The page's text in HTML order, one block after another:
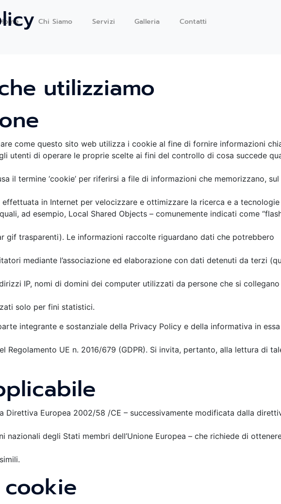
Home Chi Siamo Servizi Galleria Contatti
utilizziamo
come questo sito web utilizza i cookie al fine di fornire informazioni
utenti di operare le proprie scelte ai fini del controllo di cosa succede
il termine ‘cookie’ per riferirsi a file di informazioni che memorizzano, sul
effettuata in Internet per velocizzare e ottimizzare la ricerca e a
ad esempio, Local Shared Objects – comunemente indicati come
gif trasparenti). Le informazioni raccolte riguardano dati che potrebbero
mediante l’associazione ed elaborazione con dati detenuti da terzi
IP, nomi di domini dei computer utilizzati da persone che si collegano
solo per fini statistici.
integrante e sostanziale della Privacy Policy e della informativa in essa
Regolamento UE n. 2016/679 (GDPR). Si invita, pertanto, alla lettura di
Direttiva Europea 2002/58 /CE – successivamente modificata dalla
nazionali degli Stati membri dell’Unione Europea – che richiede di
cookie